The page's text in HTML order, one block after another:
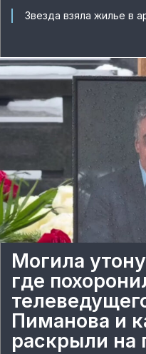
Звезда взяла жилье в
Могила
где
Пиманова и
раскрыли на